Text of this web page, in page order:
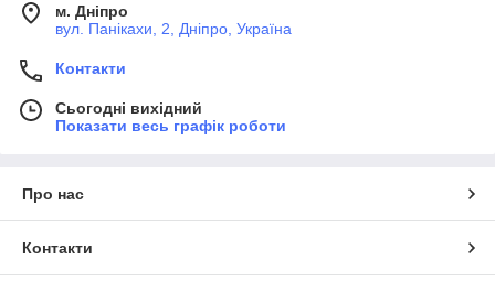
м. Дніпро
вул. Панікахи, 2, Дніпро, Україна
Контакти
Сьогодні вихідний
Показати весь графік роботи
Про нас
Контакти